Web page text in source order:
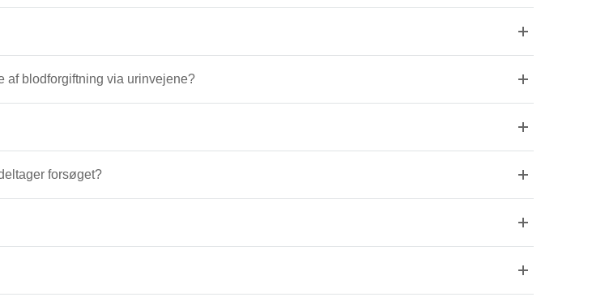
af blodforgiftning via urinvejene?
forsøget?